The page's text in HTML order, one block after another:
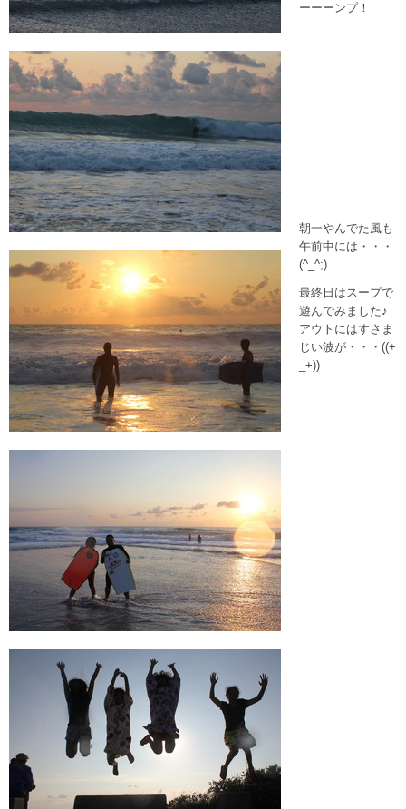
ーーーンプ！
朝一やんでた風も
午前中には・・・
(^_^;)
最終日はスープで
遊んでみました♪
アウトにはすさま
じい波が・・・((+
_+))